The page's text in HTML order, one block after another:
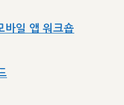
일 앱 워크숍